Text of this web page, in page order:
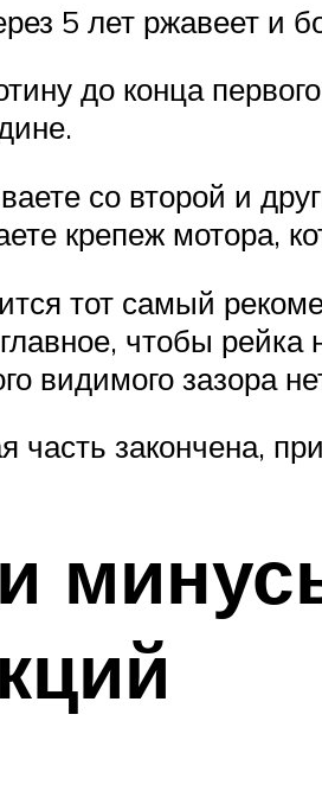
5 лет ржавеет и
до конца
со второй и
крепеж мотора,
тот самый
чтобы
видимого зазора
часть закончена,